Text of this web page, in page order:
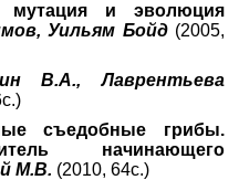
и эволюция
Уильям Бойд(2005,
В.А., Лаврентьева
съедобные грибы.
начинающего
М.В. (2010, 64с.)